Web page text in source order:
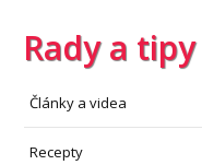
Rady a tipy
Články a videa
Recepty